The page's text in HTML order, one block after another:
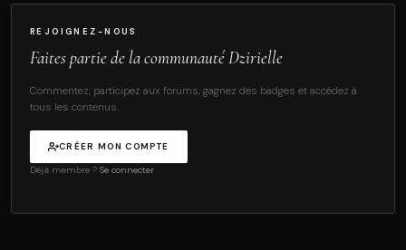
REJOIGNEZ-NOUS
Faites partie de la communauté Dzirielle
Commentez, participez aux forums, gagnez des badges et accédez à
tous les contenus.
CRÉER MON COMPTE
Déjà membre ? Se connecter